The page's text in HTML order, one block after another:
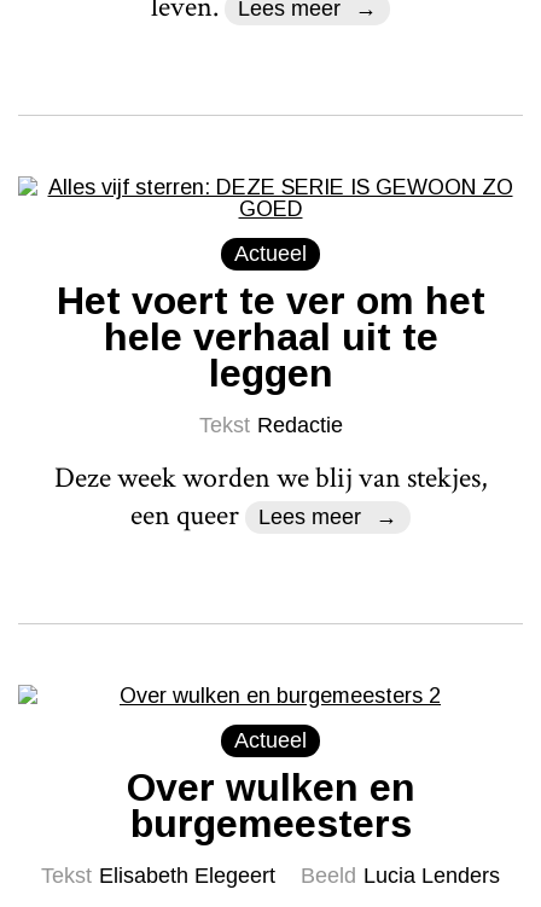
Lees meer
Actueel
Het voert te ver om het
hele verhaal uit te
leggen
Tekst Redactie
Deze week worden we blij van stekjes,
een queer
Lees meer
Actueel
Over wulken en
burgemeesters
Tekst Elisabeth Elegeert Beeld Lucia Lenders